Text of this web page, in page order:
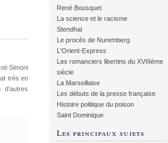
Simoni
très en
René Bousquet
La science et le racisme
Stendhal
Le procès de Nuremberg
L'Orient-Express
Les romanciers libertins du XVIIIème
siècle
La Marseillaise
Les débuts de la presse française
Histoire politique du poison
Saint Dominique
Les principaux sujets